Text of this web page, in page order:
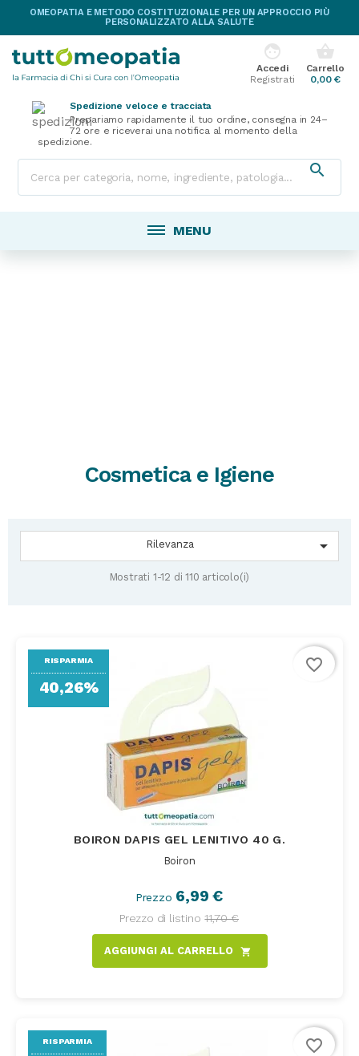
OMEOPATIA E METODO COSTITUZIONALE PER UN APPROCCIO PIÙ
PERSONALIZZATO ALLA SALUTE
shopping_basket
Carrello
0,00 €
face
Accedi
Registrati
Spedizione veloce e tracciata
Prepariamo rapidamente il tuo ordine, consegna in 24–
72 ore e riceverai una notifica al momento della
spedizione.

MENU
Cosmetica e Igiene
Rilevanza 
Mostrati 1-12 di 110 articolo(i)
BOIRON DAPIS GEL LENITIVO 40 G.
Boiron
Prezzo 6,99 €
Prezzo di listino 11,70 €
AGGIUNGI AL CARRELLO shopping_cart
RISPARMIA
40,26%
favorite_border
RISPARMIA favorite_border